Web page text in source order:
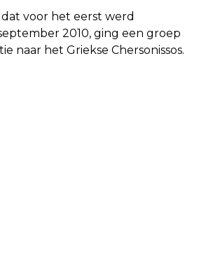
voor het eerst werd
2010, ging een groep
naar het Griekse Chersonissos.